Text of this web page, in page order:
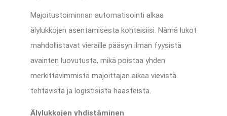
Majoitustoiminnan automatisointi alkaa
älylukkojen asentamisesta kohteisiisi. Nämä lukot
mahdollistavat vieraille pääsyn ilman fyysistä
avainten luovutusta, mikä poistaa yhden
merkittävimmistä majoittajan aikaa vievistä
tehtävistä ja logistisista haasteista.
Älylukkojen yhdistäminen